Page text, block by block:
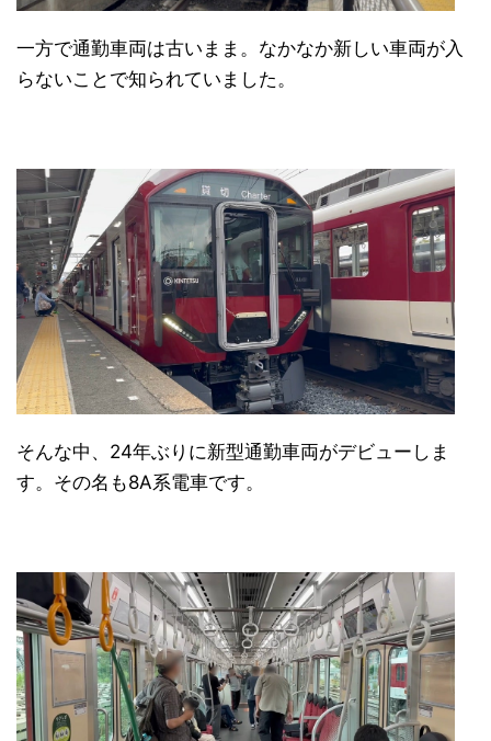
一方で通勤車両は古いまま。なかなか新しい車両が入
らないことで知られていました。
そんな中、24年ぶりに新型通勤車両がデビューしま
す。その名も8A系電車です。